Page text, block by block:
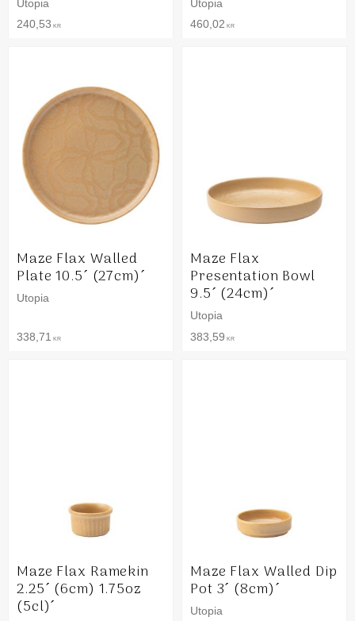
Utopia
240,53 KR
Utopia
460,02 KR
Maze Flax Walled
Plate 10.5´ (27cm)´
Utopia
338,71 KR
Maze Flax
Presentation Bowl
9.5´ (24cm)´
Utopia
383,59 KR
Maze Flax Ramekin
2.25´ (6cm) 1.75oz
(5cl)´
Maze Flax Walled Dip
Pot 3´ (8cm)´
Utopia